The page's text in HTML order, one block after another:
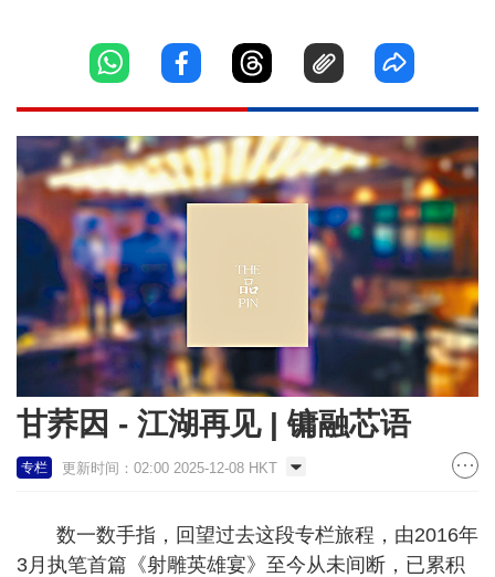
甘荞因 - 江湖再见 | 镛融芯语
专栏 更新时间：02:00 2025-12-08 HKT
数一数手指，回望过去这段专栏旅程，由2016年
3月执笔首篇《射雕英雄宴》至今从未间断，已累积